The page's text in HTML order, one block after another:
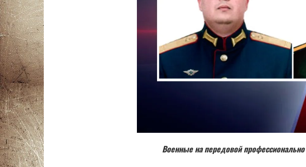
Военные на передовой